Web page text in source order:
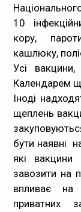
10
кору,
кашлюку,
Усі вакцини,
Календарем
Іноді
щеплень
бути наявні
які вакцини
завозити на
впливає на
приватних